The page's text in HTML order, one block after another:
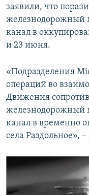
заявили, что
железнодорожный
канал в
и 23 июня.
«Подразделения
операций во
Движения
железнодорожный
канал в временно
села Раздольное», –